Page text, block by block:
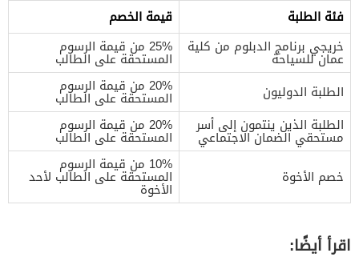
فئة الطلبة
قيمة الخصم
خريجي برنامج الدبلوم من كلية
عمان للسياحة
25% من قيمة الرسوم
المستحقة على الطالب
الطلبة الدوليون
20% من قيمة الرسوم
المستحقة على الطالب
الطلبة الذين ينتمون إلى أسر
مستحقي الضمان الاجتماعي
20% من قيمة الرسوم
المستحقة على الطالب
خصم الأخوة
10% من قيمة الرسوم
المستحقة على الطالب لأحد
الأخوة
اقرأ أيضًا: